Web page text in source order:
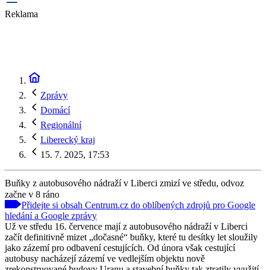
Reklama
Zprávy
Domácí
Regionální
Liberecký kraj
15. 7. 2025, 17:53
Buňky z autobusového nádraží v Liberci zmizí ve středu, odvoz
začne v 8 ráno
Přidejte si obsah Centrum.cz do oblíbených zdrojů pro Google
hledání a Google zprávy
Už ve středu 16. července mají z autobusového nádraží v Liberci
začít definitivně mizet „dočasné“ buňky, které tu desítky let sloužily
jako zázemí pro odbavení cestujících. Od února však cestující
autobusy nacházejí zázemí ve vedlejším objektu nově